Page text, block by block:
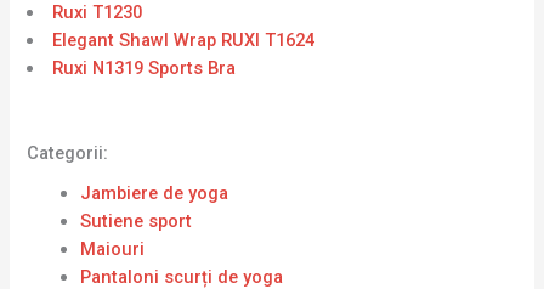
Ruxi T1230
Elegant Shawl Wrap RUXI T1624
Ruxi N1319 Sports Bra
Categorii:
Jambiere de yoga
Sutiene sport
Maiouri
Pantaloni scurți de yoga